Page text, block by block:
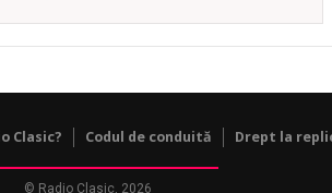
Clasic? Codul de conduită Drept la
© Radio Clasic, 2026